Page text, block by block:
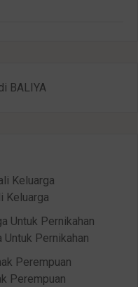
Keluarga
Untuk Pernikahan
Perempuan